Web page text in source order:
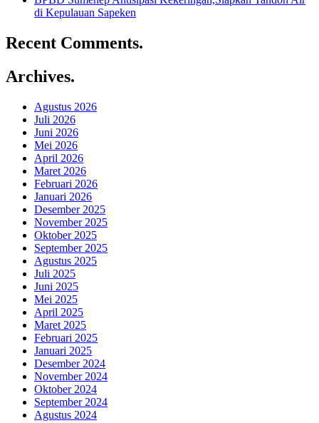
di Kepulauan Sapeken
Recent Comments.
Archives.
Agustus 2026
Juli 2026
Juni 2026
Mei 2026
April 2026
Maret 2026
Februari 2026
Januari 2026
Desember 2025
November 2025
Oktober 2025
September 2025
Agustus 2025
Juli 2025
Juni 2025
Mei 2025
April 2025
Maret 2025
Februari 2025
Januari 2025
Desember 2024
November 2024
Oktober 2024
September 2024
Agustus 2024